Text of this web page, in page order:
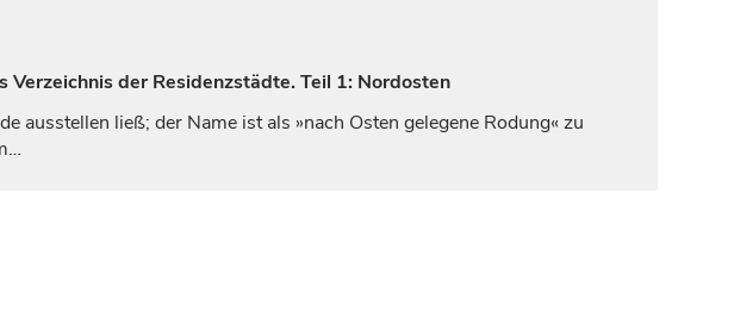
der Residenzstädte. Teil 1: Nordosten
ausstellen ließ; der Name ist als »nach Osten gelegene Rodung« zu